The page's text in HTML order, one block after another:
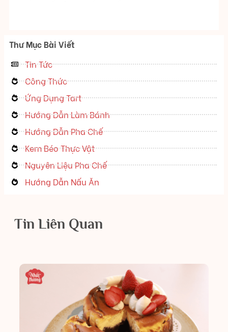
Thư Mục Bài Viết
Tin Tức
Công Thức
Ứng Dụng Tart
Hướng Dẫn Làm Bánh
Hướng Dẫn Pha Chế
Kem Béo Thực Vật
Nguyên Liệu Pha Chế
Hướng Dẫn Nấu Ăn
Tin Liên Quan